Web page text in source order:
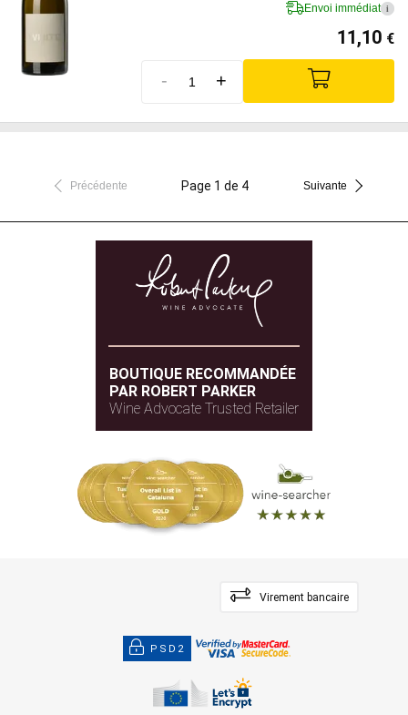
Envoi immédiat i
11,10 €
- +
Précédente Page 1 de 4 Suivante
BOUTIQUE RECOMMANDÉE
PAR ROBERT PARKER
Wine Advocate Trusted Retailer
Virement bancaire
PSD2